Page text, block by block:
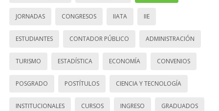
JORNADAS CONGRESOS IIATA IIE
ESTUDIANTES CONTADOR PÚBLICO ADMINISTRACIÓN
TURISMO ESTADÍSTICA ECONOMÍA CONVENIOS
POSGRADO POSTÍTULOS CIENCIA Y TECNOLOGÍA
INSTITUCIONALES CURSOS INGRESO GRADUADOS